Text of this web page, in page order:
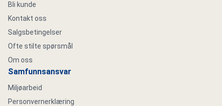
Bli kunde
Kontakt oss
Salgsbetingelser
Ofte stilte spørsmål
Om oss
Samfunnsansvar
Miljøarbeid
Personvernerklæring